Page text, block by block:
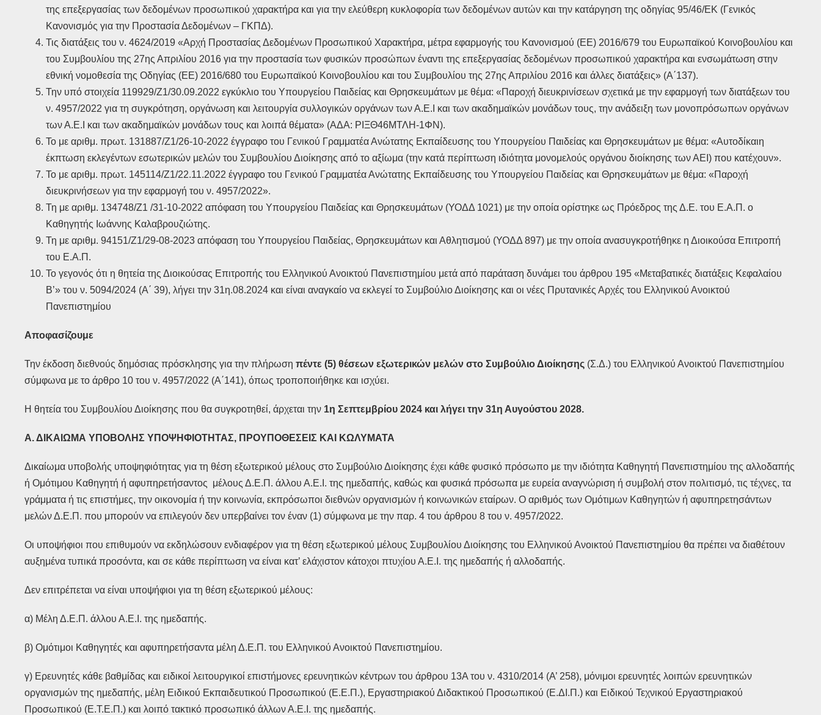
της επεξεργασίας των δεδομένων προσωπικού χαρακτήρα και για την ελεύθερη κυκλοφορία των δεδομένων αυτών και την κατάργηση της οδηγίας 95/46/ΕΚ (Γενικός
Κανονισμός για την Προστασία Δεδομένων – ΓΚΠΔ).
Τις διατάξεις του ν. 4624/2019 «Αρχή Προστασίας Δεδομένων Προσωπικού Χαρακτήρα, μέτρα εφαρμογής του Κανονισμού (ΕΕ) 2016/679 του Ευρωπαϊκού Κοινοβουλίου και
του Συμβουλίου της 27ης Απριλίου 2016 για την προστασία των φυσικών προσώπων έναντι της επεξεργασίας δεδομένων προσωπικού χαρακτήρα και ενσωμάτωση στην
εθνική νομοθεσία της Οδηγίας (ΕΕ) 2016/680 του Ευρωπαϊκού Κοινοβουλίου και του Συμβουλίου της 27ης Απριλίου 2016 και άλλες διατάξεις» (Α΄137).
Την υπό στοιχεία 119929/Ζ1/30.09.2022 εγκύκλιο του Υπουργείου Παιδείας και Θρησκευμάτων με θέμα: «Παροχή διευκρινίσεων σχετικά με την εφαρμογή των διατάξεων του
ν. 4957/2022 για τη συγκρότηση, οργάνωση και λειτουργία συλλογικών οργάνων των Α.Ε.Ι και των ακαδημαϊκών μονάδων τους, την ανάδειξη των μονοπρόσωπων οργάνων
των Α.Ε.Ι και των ακαδημαϊκών μονάδων τους και λοιπά θέματα» (ΑΔΑ: ΡΙΞΘ46ΜΤΛΗ-1ΦΝ).
Το με αριθμ. πρωτ. 131887/Ζ1/26-10-2022 έγγραφο του Γενικού Γραμματέα Ανώτατης Εκπαίδευσης του Υπουργείου Παιδείας και Θρησκευμάτων με θέμα: «Αυτοδίκαιη
έκπτωση εκλεγέντων εσωτερικών μελών του Συμβουλίου Διοίκησης από το αξίωμα (την κατά περίπτωση ιδιότητα μονομελούς οργάνου διοίκησης των ΑΕΙ) που κατέχουν».
To με αριθμ. πρωτ. 145114/Ζ1/22.11.2022 έγγραφο του Γενικού Γραμματέα Ανώτατης Εκπαίδευσης του Υπουργείου Παιδείας και Θρησκευμάτων με θέμα: «Παροχή
διευκρινήσεων για την εφαρμογή του ν. 4957/2022».
Τη με αριθμ. 134748/Ζ1 /31-10-2022 απόφαση του Υπουργείου Παιδείας και Θρησκευμάτων (ΥΟΔΔ 1021) με την οποία ορίστηκε ως Πρόεδρος της Δ.Ε. του Ε.Α.Π. ο
Καθηγητής Ιωάννης Καλαβρουζιώτης.
Τη με αριθμ. 94151/Ζ1/29-08-2023 απόφαση του Υπουργείου Παιδείας, Θρησκευμάτων και Αθλητισμού (ΥΟΔΔ 897) με την οποία ανασυγκροτήθηκε η Διοικούσα Επιτροπή
του Ε.Α.Π.
Το γεγονός ότι η θητεία της Διοικούσας Επιτροπής του Ελληνικού Ανοικτού Πανεπιστημίου μετά από παράταση δυνάμει του άρθρου 195 «Μεταβατικές διατάξεις Κεφαλαίου
Β’» του ν. 5094/2024 (Α΄ 39), λήγει την 31η.08.2024 και είναι αναγκαίο να εκλεγεί το Συμβούλιο Διοίκησης και οι νέες Πρυτανικές Αρχές του Ελληνικού Ανοικτού
Πανεπιστημίου
Αποφασίζουμε
Την έκδοση διεθνούς δημόσιας πρόσκλησης για την πλήρωση πέντε (5) θέσεων εξωτερικών μελών στο Συμβούλιο Διοίκησης (Σ.Δ.) του Ελληνικού Ανοικτού Πανεπιστημίου
σύμφωνα με το άρθρο 10 του ν. 4957/2022 (Α΄141), όπως τροποποιήθηκε και ισχύει.
Η θητεία του Συμβουλίου Διοίκησης που θα συγκροτηθεί, άρχεται την 1η Σεπτεμβρίου 2024 και λήγει την 31η Αυγούστου 2028.
Α. ΔΙΚΑΙΩΜΑ ΥΠΟΒΟΛΗΣ ΥΠΟΨΗΦΙΟΤΗΤΑΣ, ΠΡΟΥΠΟΘΕΣΕΙΣ ΚΑΙ ΚΩΛΥΜΑΤΑ
Δικαίωμα υποβολής υποψηφιότητας για τη θέση εξωτερικού μέλους στο Συμβούλιο Διοίκησης έχει κάθε φυσικό πρόσωπο με την ιδιότητα Καθηγητή Πανεπιστημίου της αλλοδαπής
ή Ομότιμου Καθηγητή ή αφυπηρετήσαντος μέλους Δ.Ε.Π. άλλου Α.Ε.Ι. της ημεδαπής, καθώς και φυσικά πρόσωπα με ευρεία αναγνώριση ή συμβολή στον πολιτισμό, τις τέχνες, τα
γράμματα ή τις επιστήμες, την οικονομία ή την κοινωνία, εκπρόσωποι διεθνών οργανισμών ή κοινωνικών εταίρων. Ο αριθμός των Ομότιμων Καθηγητών ή αφυπηρετησάντων
μελών Δ.Ε.Π. που μπορούν να επιλεγούν δεν υπερβαίνει τον έναν (1) σύμφωνα με την παρ. 4 του άρθρου 8 του ν. 4957/2022.
Οι υποψήφιοι που επιθυμούν να εκδηλώσουν ενδιαφέρον για τη θέση εξωτερικού μέλους Συμβουλίου Διοίκησης του Ελληνικού Ανοικτού Πανεπιστημίου θα πρέπει να διαθέτουν
αυξημένα τυπικά προσόντα, και σε κάθε περίπτωση να είναι κατ’ ελάχιστον κάτοχοι πτυχίου Α.Ε.Ι. της ημεδαπής ή αλλοδαπής.
Δεν επιτρέπεται να είναι υποψήφιοι για τη θέση εξωτερικού μέλους:
α) Μέλη Δ.Ε.Π. άλλου Α.Ε.Ι. της ημεδαπής.
β) Ομότιμοι Καθηγητές και αφυπηρετήσαντα μέλη Δ.Ε.Π. του Ελληνικού Ανοικτού Πανεπιστημίου.
γ) Ερευνητές κάθε βαθμίδας και ειδικοί λειτουργικοί επιστήμονες ερευνητικών κέντρων του άρθρου 13Α του ν. 4310/2014 (Α’ 258), μόνιμοι ερευνητές λοιπών ερευνητικών
οργανισμών της ημεδαπής, μέλη Ειδικού Εκπαιδευτικού Προσωπικού (Ε.Ε.Π.), Εργαστηριακού Διδακτικού Προσωπικού (Ε.ΔΙ.Π.) και Ειδικού Τεχνικού Εργαστηριακού
Προσωπικού (Ε.Τ.Ε.Π.) και λοιπό τακτικό προσωπικό άλλων Α.Ε.Ι. της ημεδαπής.